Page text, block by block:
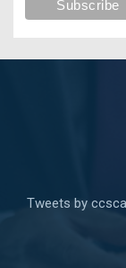
Tweets by